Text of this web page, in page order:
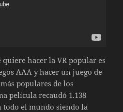
quiere hacer la VR popular es
AAA y hacer un juego de
populares de los
película recaudó 1.138
todo el mundo siendo la